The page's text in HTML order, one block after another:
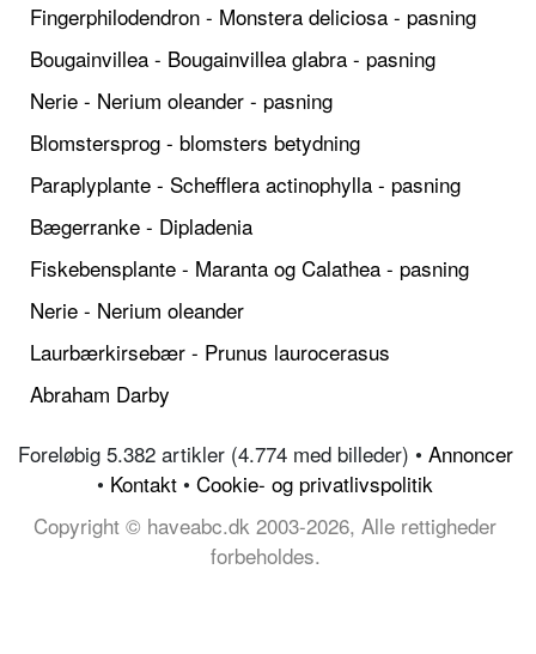
Fingerphilodendron - Monstera deliciosa - pasning
Bougainvillea - Bougainvillea glabra - pasning
Nerie - Nerium oleander - pasning
Blomstersprog - blomsters betydning
Paraplyplante - Schefflera actinophylla - pasning
Bægerranke - Dipladenia
Fiskebensplante - Maranta og Calathea - pasning
Nerie - Nerium oleander
Laurbærkirsebær - Prunus laurocerasus
Abraham Darby
Foreløbig 5.382 artikler (4.774 med billeder) • Annoncer
• Kontakt • Cookie- og privatlivspolitik
Copyright © haveabc.dk 2003-2026, Alle rettigheder
forbeholdes.